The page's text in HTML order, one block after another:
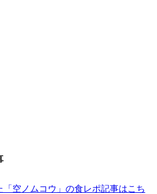
「空ノムコウ」の食レポ記事はこち